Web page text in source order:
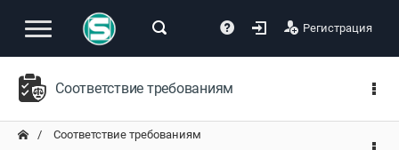
Регистрация
Соответствие требованиям
Соответствие требованиям